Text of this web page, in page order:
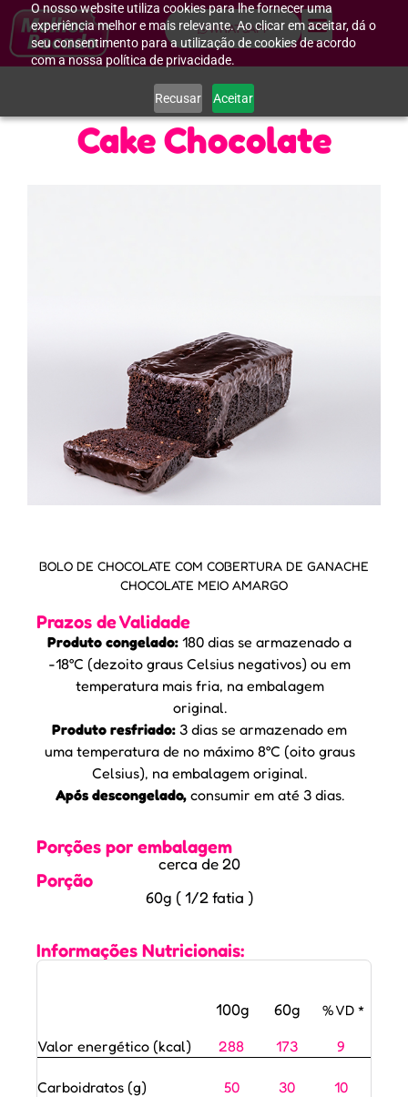
O nosso website utiliza cookies para lhe fornecer uma
experiência melhor e mais relevante. Ao clicar em aceitar, dá o
seu consentimento para a utilização de cookies de acordo
com a nossa política de privacidade.
Recusar Aceitar
WHATSAPP
Cake Chocolate
BOLO DE CHOCOLATE COM COBERTURA DE GANACHE
CHOCOLATE MEIO AMARGO
Prazos de Validade
Produto congelado: 180 dias se armazenado a
-18°C (dezoito graus Celsius negativos) ou em
temperatura mais fria, na embalagem
original.
Produto resfriado: 3 dias se armazenado em
uma temperatura de no máximo 8°C (oito graus
Celsius), na embalagem original.
Após descongelado,consumir em até 3 dias.
Porções por embalagem
cerca de 20
Porção
60g ( 1/2 fatia )
Informações Nutricionais:
100g 60g % VD *
Valor energético (kcal) 288 173 9
Carboidratos (g) 50 30 10